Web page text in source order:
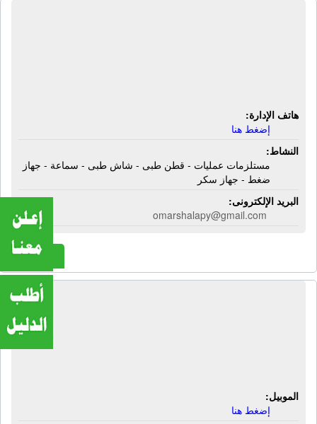
هاتف الإدارة:
إضغط هنا
النشاط:
مستلزمات عمليات - قطن طبى - شاش طبى - سماعة - جهاز
ضغط - جهاز سكر
البريد الإلكترونى:
omarshalapy@gmail.com
المزيد
شركة أبيدوس للغازات الصناعية | غازات
الكربون - إستيلين - نيتروجين سائل -
الموبيل:
إضغط هنا